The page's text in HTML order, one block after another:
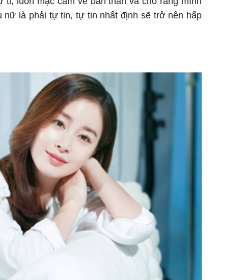
nữ là phải tự tin, tự tin nhất định sẽ trở nên hấp